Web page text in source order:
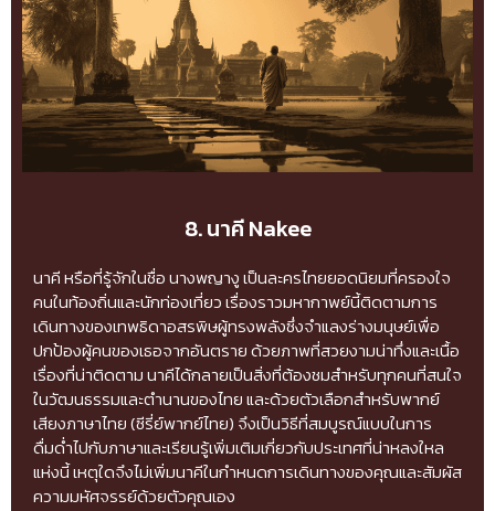
8. นาคี Nakee
นาคี หรือที่รู้จักในชื่อ นางพญางู เป็นละครไทยยอดนิยมที่ครองใจ
คนในท้องถิ่นและนักท่องเที่ยว เรื่องราวมหากาพย์นี้ติดตามการ
เดินทางของเทพธิดาอสรพิษผู้ทรงพลังซึ่งจำแลงร่างมนุษย์เพื่อ
ปกป้องผู้คนของเธอจากอันตราย ด้วยภาพที่สวยงามน่าทึ่งและเนื้อ
เรื่องที่น่าติดตาม นาคีได้กลายเป็นสิ่งที่ต้องชมสำหรับทุกคนที่สนใจ
ในวัฒนธรรมและตำนานของไทย และด้วยตัวเลือกสำหรับพากย์
เสียงภาษาไทย (ซีรี่ย์พากย์ไทย) จึงเป็นวิธีที่สมบูรณ์แบบในการ
ดื่มด่ำไปกับภาษาและเรียนรู้เพิ่มเติมเกี่ยวกับประเทศที่น่าหลงใหล
แห่งนี้ เหตุใดจึงไม่เพิ่มนาคีในกำหนดการเดินทางของคุณและสัมผัส
ความมหัศจรรย์ด้วยตัวคุณเอง